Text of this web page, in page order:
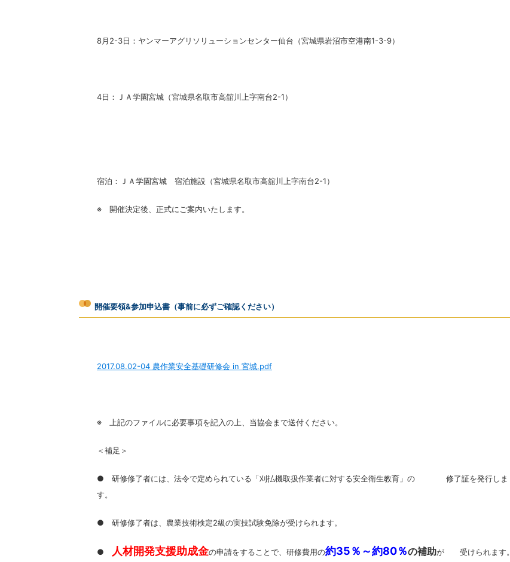
8月2-3日：ヤンマーアグリソリューションセンター仙台（宮城県岩沼市空港南1-3-9）
4日：ＪＡ学園宮城（宮城県名取市高舘川上字南台2-1）
宿泊：ＪＡ学園宮城 宿泊施設（宮城県名取市高舘川上字南台2-1）
※ 開催決定後、正式にご案内いたします。
開催要領&参加申込書（事前に必ずご確認ください）
2017.08.02-04 農作業安全基礎研修会 in 宮城.pdf
※ 上記のファイルに必要事項を記入の上、当協会まで送付ください。
＜補足＞
● 研修修了者には、法令で定められている「刈払機取扱作業者に対する安全衛生教育」の 修了証を発行しま
す。
● 研修修了者は、農業技術検定2級の実技試験免除が受けられます。
● 人材開発支援助成金の申請をすることで、研修費用の約35％～約80％の補助が 受けられます。